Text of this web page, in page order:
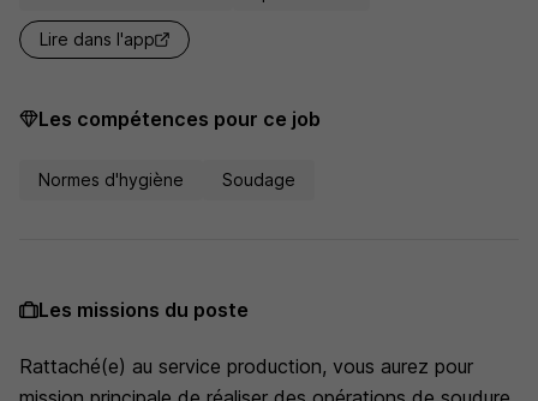
Lire dans l'app
Les compétences pour ce job
Normes d'hygiène Soudage
Les missions du poste
Rattaché(e) au service production, vous aurez pour